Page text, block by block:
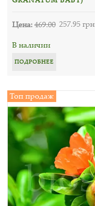
Цена:469.00 257.95 грн
В наличии
ПОДРОБНЕЕ
Топ продаж